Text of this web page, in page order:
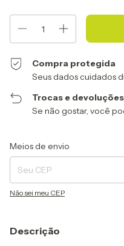
Compra protegida
Seus dados cuidados
Trocas e devoluções
Se não gostar, você
Entregas para o CEP:
Meios de envio
Não sei meu CEP
Descrição